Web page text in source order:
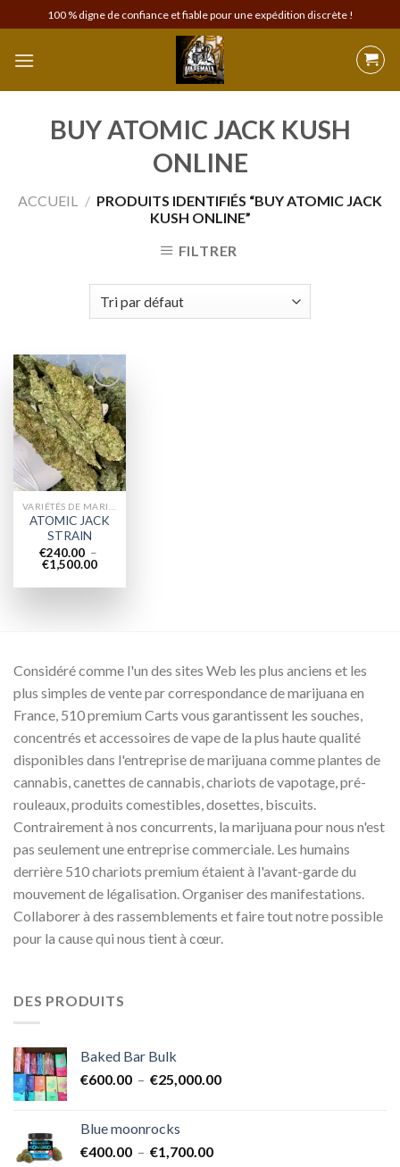
to
content
100 % digne de confiance et fiable pour une expédition discrète !
BUY ATOMIC JACK KUSH
ONLINE
ACCUEIL / PRODUITS IDENTIFIÉS “BUY ATOMIC JACK
KUSH ONLINE”
FILTRER
Add to
wishlist
ATOMIC JACK
STRAIN
€240.00 –
€1,500.00Plage
prix :
Considéré comme l'un des sites Web les plus anciens et les
plus simples de vente par correspondance de marijuana en
France, 510 premium Carts vous garantissent les souches,
concentrés et accessoires de vape de la plus haute qualité
disponibles dans l'entreprise de marijuana comme plantes de
cannabis, canettes de cannabis, chariots de vapotage, pré-
rouleaux, produits comestibles, dosettes, biscuits.
Contrairement à nos concurrents, la marijuana pour nous n'est
pas seulement une entreprise commerciale. Les humains
derrière 510 chariots premium étaient à l'avant-garde du
mouvement de légalisation. Organiser des manifestations.
Collaborer à des rassemblements et faire tout notre possible
pour la cause qui nous tient à cœur.
DES PRODUITS
Baked Bar Bulk
€600.00 – €25,000.00Plage
Blue moonrocks
€400.00 – €1,700.00Plage